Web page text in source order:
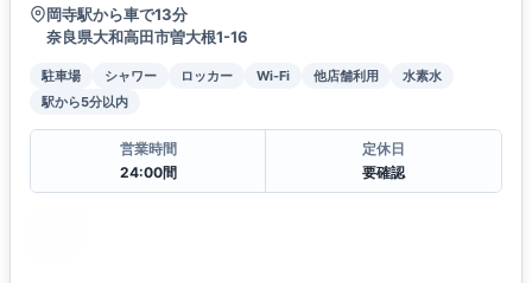
岡寺駅から車で13分
奈良県大和高田市曽大根1-16
駐車場 シャワー ロッカー Wi-Fi 他店舗利用
水素水
駅から5分以内
営業時間
24:00間
定休日
要確認